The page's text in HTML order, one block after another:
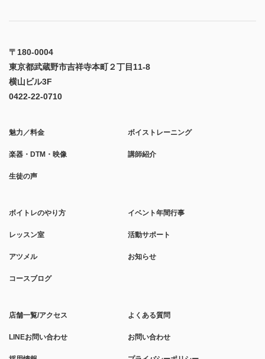
〒180-0004
東京都武蔵野市吉祥寺本町２丁目11-8
横山ビル3F
0422-22-0710
魅力／料金 ボイストレーニング
楽器・DTM・映像 講師紹介
生徒の声
ボイトレのやり方 イベント年間行事
レッスン室 活動サポート
アツメル お知らせ
コースブログ
店舗一覧/アクセス よくある質問
LINEお問い合わせ お問い合わせ